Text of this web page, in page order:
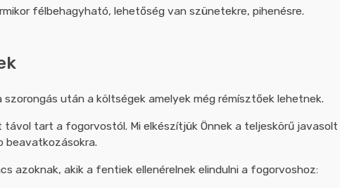
félbehagyható, lehetőség van szünetekre, pihenésre.
szorongás után a költségek amelyek még rémísztőek lehetnek.
távol tart a fogorvostól. Mi elkészítjük Önnek a teljeskörű
beavatkozásokra.
azoknak, akik a fentiek ellenérelnek elindulni a fogorvoshoz: